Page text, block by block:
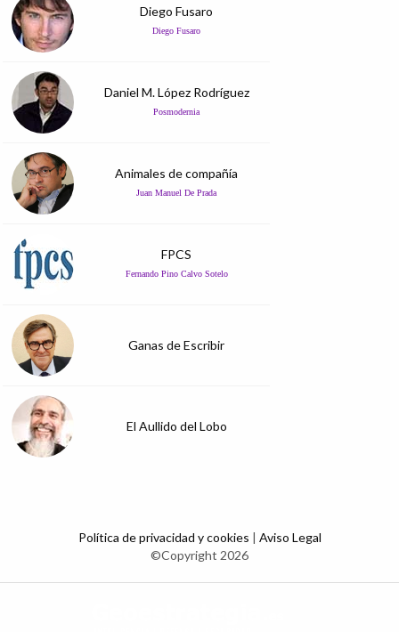
Diego Fusaro
Diego Fusaro
Daniel M. López Rodríguez
Posmodernia
Animales de compañía
Juan Manuel De Prada
FPCS
Fernando Pino Calvo Sotelo
Ganas de Escribir
El Aullido del Lobo
Política de privacidad y cookies | Aviso Legal
©Copyright 2026